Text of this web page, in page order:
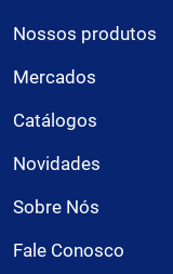
Nossos produtos
Mercados
Catálogos
Novidades
Sobre Nós
Fale Conosco